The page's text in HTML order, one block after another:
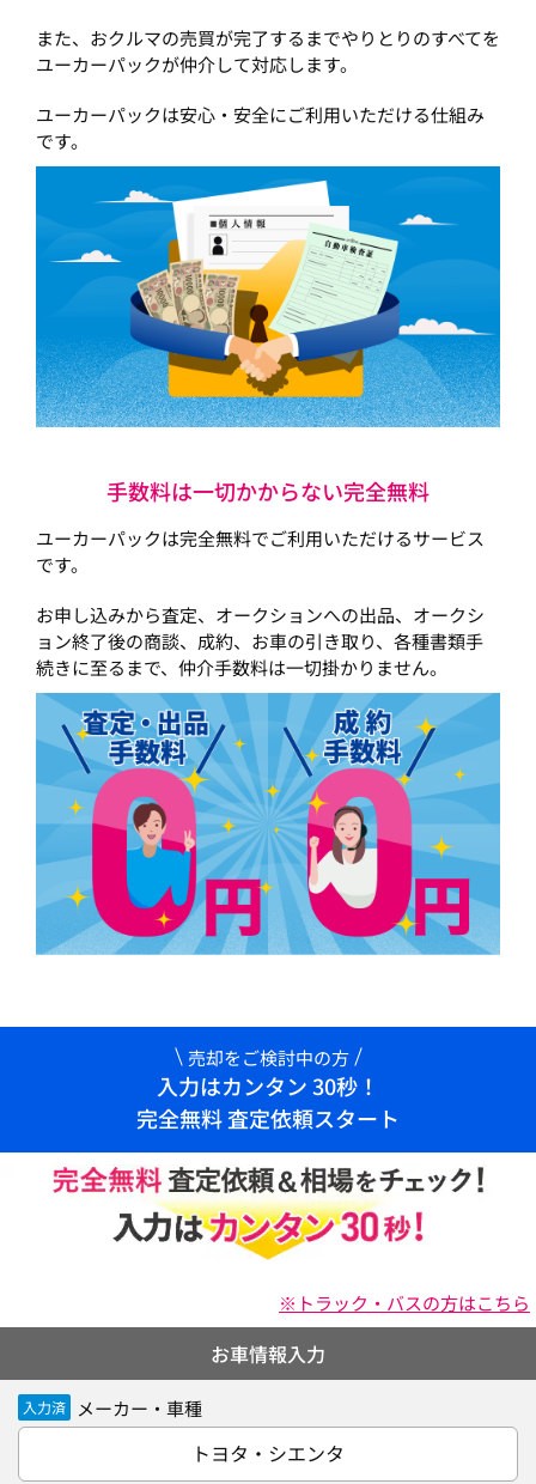
また、おクルマの売買が完了するまでやりとりのすべてを
ユーカーパックが仲介して対応します。
ユーカーパックは安心・安全にご利用いただける仕組み
です。
手数料は一切かからない完全無料
ユーカーパックは完全無料でご利用いただけるサービス
です。
お申し込みから査定、オークションへの出品、オークシ
ョン終了後の商談、成約、お車の引き取り、各種書類手
続きに至るまで、仲介手数料は一切掛かりません。
売却をご検討中の方
入力はカンタン 30秒！
完全無料 査定依頼スタート
※トラック・バスの方はこちら
お車情報入力
入力済 メーカー・車種
トヨタ・シエンタ